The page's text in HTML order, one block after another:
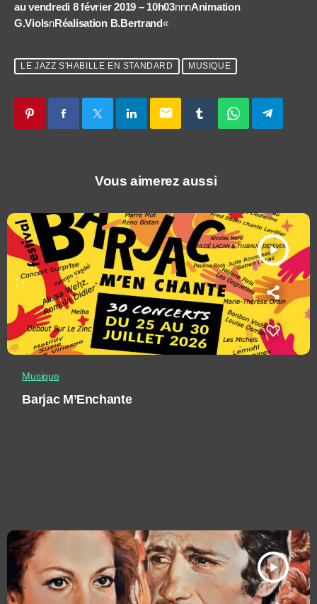
au vendredi 8 février 2019 – 10h03nnnAnimation
G.ViolsnRéalisation B.Bertrand«
LE JAZZ S'HABILLE EN STANDARD MUSIQUE
email
Vous aimerez aussi
play_arrow
Musique
Barjac M’Enchante
play_arrow